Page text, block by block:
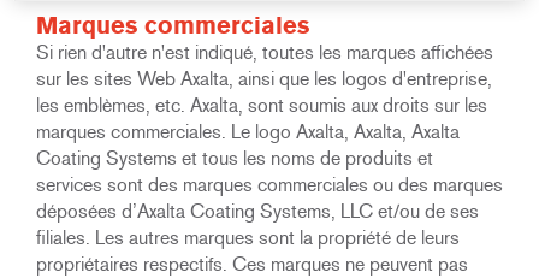
Marques commerciales
Si rien d'autre n'est indiqué, toutes les marques affichées
sur les sites Web Axalta, ainsi que les logos d'entreprise,
les emblèmes, etc. Axalta, sont soumis aux droits sur les
marques commerciales. Le logo Axalta, Axalta, Axalta
Coating Systems et tous les noms de produits et
services sont des marques commerciales ou des marques
déposées d’Axalta Coating Systems, LLC et/ou de ses
filiales. Les autres marques sont la propriété de leurs
propriétaires respectifs. Ces marques ne peuvent pas